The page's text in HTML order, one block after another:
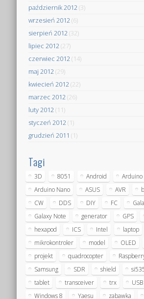
październik 2012(3)
wrzesień 2012(6)
sierpień 2012(32)
lipiec 2012(27)
czerwiec 2012(14)
maj 2012(29)
kwiecień 2012(22)
marzec 2012(26)
luty 2012(11)
styczeń 2012(1)
grudzień 2011 (1)
Tagi
3D 8051 Android
Arduino
Arduino Nano
ASUS AVR
CW
DDS DIY FC
Galaxy Note
generator GPS
hexapod
ICS Intel laptop
mikrokontroler
model OLED
projekt
quadrocopter
Samsung
SDR shield
tablet
transceiver trx USB
Windows 8
Yaesu zabawka